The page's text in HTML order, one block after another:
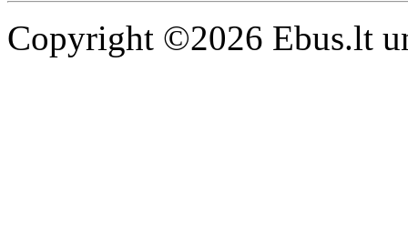
Copyright ©2026 Ebus.lt